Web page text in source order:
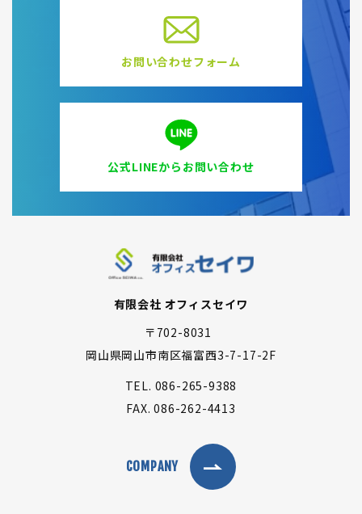
お問い合わせフォーム
公式LINEからお問い合わせ
有限会社 オフィスセイワ
〒702-8031
岡山県岡山市南区福富西3-7-17-2F
TEL. 086-265-9388
FAX.086-262-4413
COMPANY